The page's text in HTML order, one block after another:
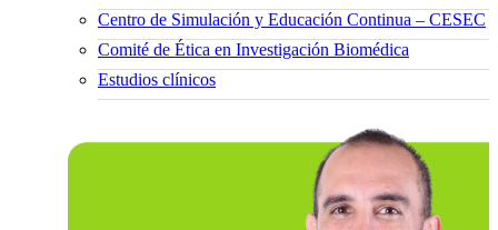
Centro de Simulación y Educación Continua – CESEC
Comité de Ética en Investigación Biomédica
Estudios clínicos